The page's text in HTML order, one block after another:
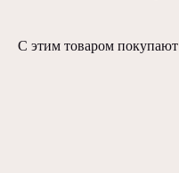
С этим товаром покупают